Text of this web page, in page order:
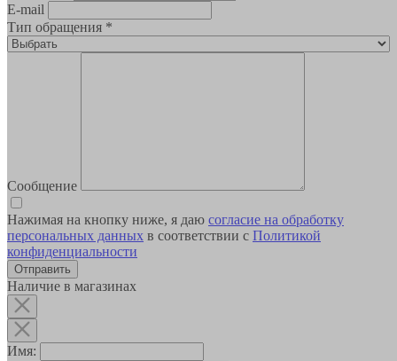
E-mail
Тип обращения *
Сообщение
Нажимая на кнопку ниже, я даю согласие на обработку
персональных данных в соответствии с Политикой
конфиденциальности
Наличие в магазинах
Имя: